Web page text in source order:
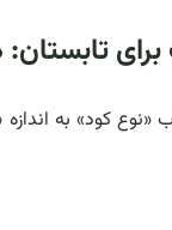
«نوع کود» به